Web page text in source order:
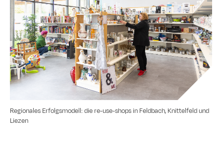
Regionales Erfolgsmodell: die re-use-shops in Feldbach, Knittelfeld und
Liezen